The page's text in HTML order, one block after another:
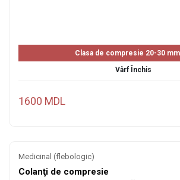
Clasa de compresie 20-30
Vârf Închis
1600 MDL
Medicinal (flebologic)
Colanţi de compresie